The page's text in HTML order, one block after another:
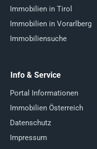
Immobilien in Tirol
Immobilien in Vorarlberg
Immobiliensuche
Info & Service
Portal Informationen
Immobilien Österreich
Datenschutz
Impressum